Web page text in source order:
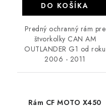
DO KOŠÍKA
Predný ochranný rám pre
štvorkolky CAN AM
OUTLANDER G1 od roku
2006 - 2011
Rám CF MOTO X450